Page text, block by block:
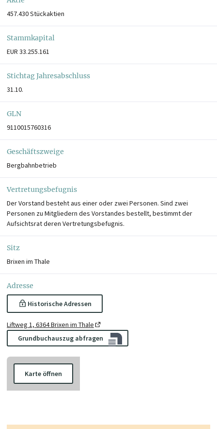
457.430 Stückaktien
Stammkapital
EUR 33.255.161
Stichtag Jahresabschluss
31.10.
GLN
9110015760316
Geschäftszweige
Bergbahnbetrieb
Vertretungsbefugnis
Der Vorstand besteht aus einer oder zwei Personen. Sind zwei
Personen zu Mitgliedern des Vorstandes bestellt, bestimmt der
Aufsichtsrat deren Vertretungsbefugnis.
Sitz
Brixen im Thale
Adresse
Historische Adressen
Liftweg 1, 6364 Brixen im Thale
Grundbuchauszug abfragen
Karte öffnen